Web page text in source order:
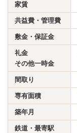
家賃
共益費・管理費
敷金・保証金
礼金
その他一時金
間取り
専有面積
築年月
鉄道・最寄駅